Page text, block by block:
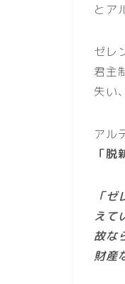
とア
ゼレ
君主
失い
アル
「脱
「
えて
故な
財産